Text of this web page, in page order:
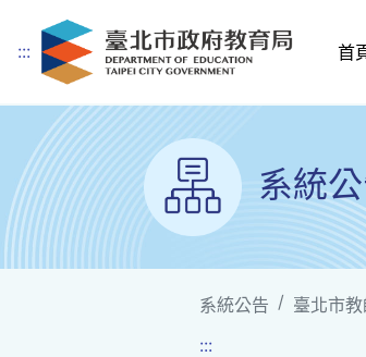
跳到主要內容
::: 首
系統
系統公告
臺北市
:::